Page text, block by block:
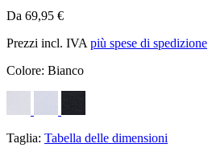
Da 69,95 €
Prezzi incl. IVA più spese di spedizione
Colore: Bianco
Taglia: Tabella delle dimensioni